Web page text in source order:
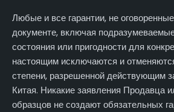
Любые и все гарантии, не
документе, включая подразумеваемые
состояния или пригодности для
настоящим исключаются и
степени, разрешенной действующим
Китая. Никакие заявления Продавца
образцов не создают обязательных